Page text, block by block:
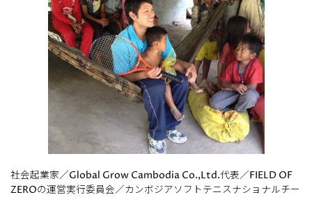
社会起業家／Global Grow Cambodia Co.,Ltd.代表／FIELD OF
ZEROの運営実行委員会／カンボジアソフトテニスナショナルチー